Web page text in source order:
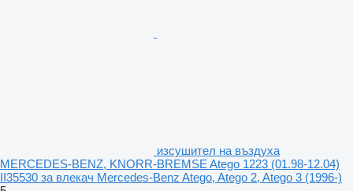
изсушител на въздуха
MERCEDES-BENZ, KNORR-BREMSE Atego 1223 (01.98-12.04)
II35530 за влекач Mercedes-Benz Atego, Atego 2, Atego 3 (1996-)